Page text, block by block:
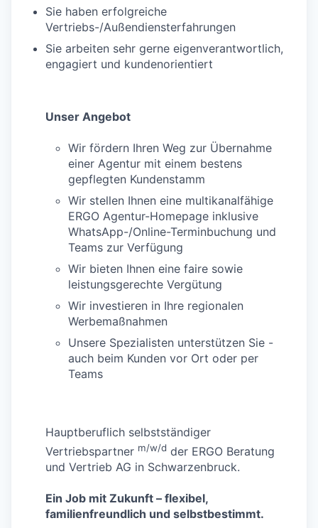
Sie haben erfolgreiche
Vertriebs-/Außendiensterfahrungen
Sie arbeiten sehr gerne eigenverantwortlich,
engagiert und kundenorientiert
Unser Angebot
Wir fördern Ihren Weg zur Übernahme
einer Agentur mit einem bestens
gepflegten Kundenstamm
Wir stellen Ihnen eine multikanalfähige
ERGO Agentur-Homepage inklusive
WhatsApp-/Online-Terminbuchung und
Teams zur Verfügung
Wir bieten Ihnen eine faire sowie
leistungsgerechte Vergütung
Wir investieren in Ihre regionalen
Werbemaßnahmen
Unsere Spezialisten unterstützen Sie -
auch beim Kunden vor Ort oder per
Teams
Hauptberuflich selbstständiger
Vertriebspartner m/w/d der ERGO Beratung
und Vertrieb AG in Schwarzenbruck.
Ein Job mit Zukunft – flexibel,
familienfreundlich und selbstbestimmt.